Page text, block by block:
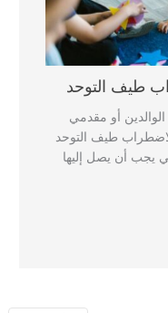
طيف التوحد
أو مقدمي
طيف التوحد
يجب أن يصل إليها